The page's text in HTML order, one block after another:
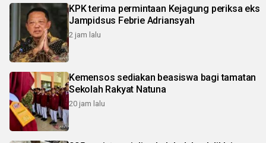
KPK terima permintaan Kejagung periksa eks
Jampidsus Febrie Adriansyah
2 jam lalu
Kemensos sediakan beasiswa bagi tamatan
Sekolah Rakyat Natuna
20 jam lalu